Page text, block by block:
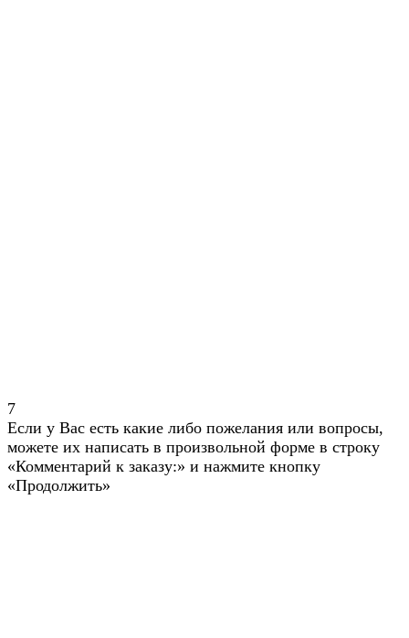
7
Если у Вас есть какие либо пожелания или вопросы,
можете их написать в произвольной форме в строку
«Комментарий к заказу:» и нажмите кнопку
«Продолжить»